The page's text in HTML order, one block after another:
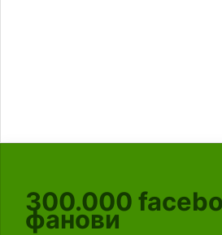
300.000
фанови